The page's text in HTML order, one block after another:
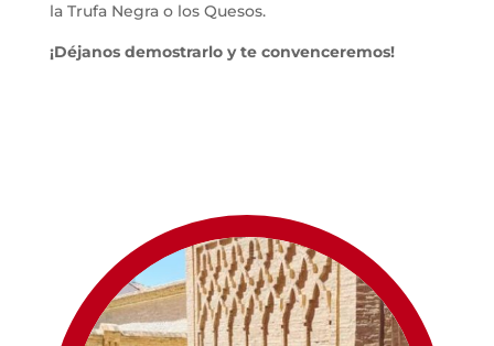
la Trufa Negra o los Quesos.
¡Déjanos demostrarlo y te convenceremos!